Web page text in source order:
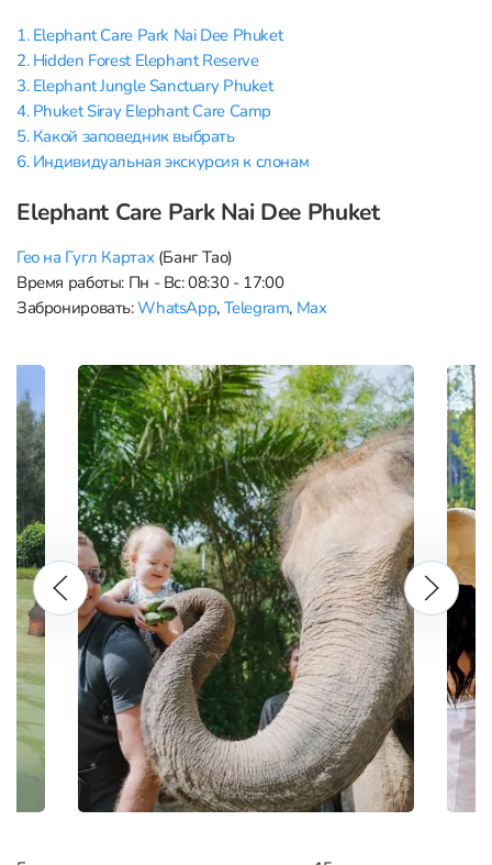
1. Elephant Care Park Nai Dee Phuket
2. Hidden Forest Elephant Reserve
3. Elephant Jungle Sanctuary Phuket
4. Phuket Siray Elephant Care Camp
5. Какой заповедник выбрать
6. Индивидуальная экскурсия к слонам
Elephant Care Park Nai Dee Phuket
Гео на Гугл Картах(Банг Тао)
Время работы: Пн - Вс: 08:30 - 17:00
Забронировать:WhatsApp, Telegram, Max